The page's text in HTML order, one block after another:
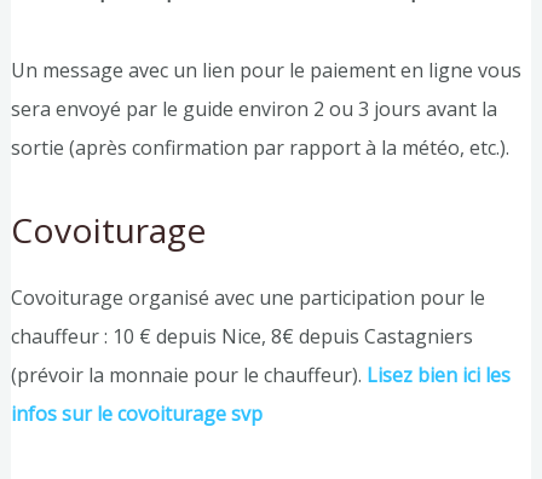
Un message avec un lien pour le paiement en ligne vous
sera envoyé par le guide environ 2 ou 3 jours avant la
sortie (après confirmation par rapport à la météo, etc.).
Covoiturage
Covoiturage organisé avec une participation pour le
chauffeur : 10 € depuis Nice, 8€ depuis Castagniers
(prévoir la monnaie pour le chauffeur). Lisez bien ici les
infos sur le covoiturage svp